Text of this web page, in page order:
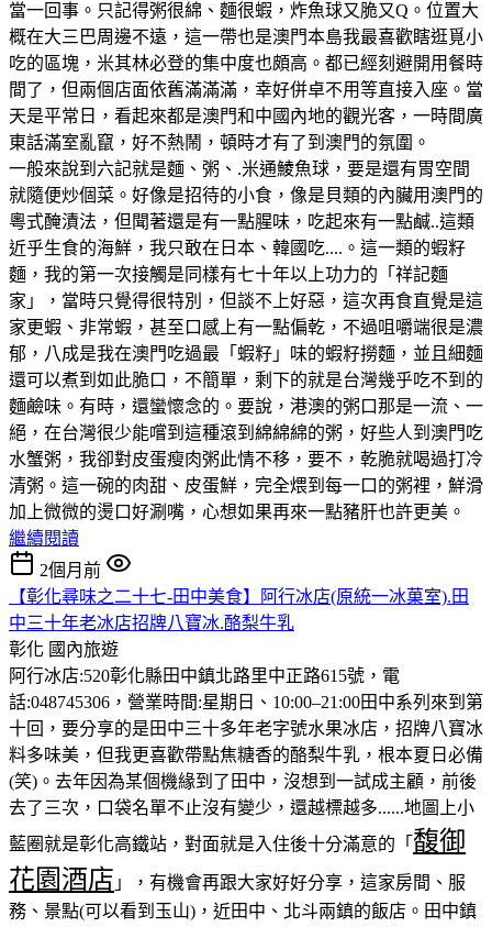
當一回事。只記得粥很綿、麵很蝦，炸魚球又脆又Q。位置大
概在大三巴周邊不遠，這一帶也是澳門本島我最喜歡瞎逛覓小
吃的區塊，米其林必登的集中度也頗高。都已經刻避開用餐時
間了，但兩個店面依舊滿滿滿，幸好併卓不用等直接入座。當
天是平常日，看起來都是澳門和中國內地的觀光客，一時間廣
東話滿室亂竄，好不熱鬧，頓時才有了到澳門的氛圍。
一般來說到六記就是麵、粥、.米通鯪魚球，要是還有胃空間
就隨便炒個菜。好像是招待的小食，像是貝類的內臟用澳門的
粵式醃漬法，但聞著還是有一點腥味，吃起來有一點鹹..這類
近乎生食的海鮮，我只敢在日本、韓國吃....。這一類的蝦籽
麵，我的第一次接觸是同樣有七十年以上功力的「祥記麵
家」，當時只覺得很特別，但談不上好惡，這次再食直覺是這
家更蝦、非常蝦，甚至口感上有一點偏乾，不過咀嚼端很是濃
郁，八成是我在澳門吃過最「蝦籽」味的蝦籽撈麵，並且細麵
還可以煮到如此脆口，不簡單，剩下的就是台灣幾乎吃不到的
麵鹼味。有時，還蠻懷念的。要說，港澳的粥口那是一流、一
絕，在台灣很少能嚐到這種滾到綿綿綿的粥，好些人到澳門吃
水蟹粥，我卻對皮蛋瘦肉粥此情不移，要不，乾脆就喝過打冷
清粥。這一碗的肉甜、皮蛋鮮，完全煨到每一口的粥裡，鮮滑
加上微微的燙口好涮嘴，心想如果再來一點豬肝也許更美。
繼續閱讀
2個月前
【彰化尋味之二十七-田中美食】阿行冰店(原統一冰菓室).田
中三十年老冰店招牌八寶冰.酪梨牛乳
彰化 國內旅遊
阿行冰店:520彰化縣田中鎮北路里中正路615號，電
話:048745306，營業時間:星期日、10:00–21:00田中系列來到第
十回，要分享的是田中三十多年老字號水果冰店，招牌八寶冰
料多味美，但我更喜歡帶點焦糖香的酪梨牛乳，根本夏日必備
(笑)。去年因為某個機緣到了田中，沒想到一試成主顧，前後
去了三次，口袋名單不止沒有變少，還越標越多......地圖上小
藍圈就是彰化高鐵站，對面就是入住後十分滿意的「 馥御
花園酒店 」，有機會再跟大家好好分享，這家房間、服
務、景點(可以看到玉山)，近田中、北斗兩鎮的飯店。田中鎮